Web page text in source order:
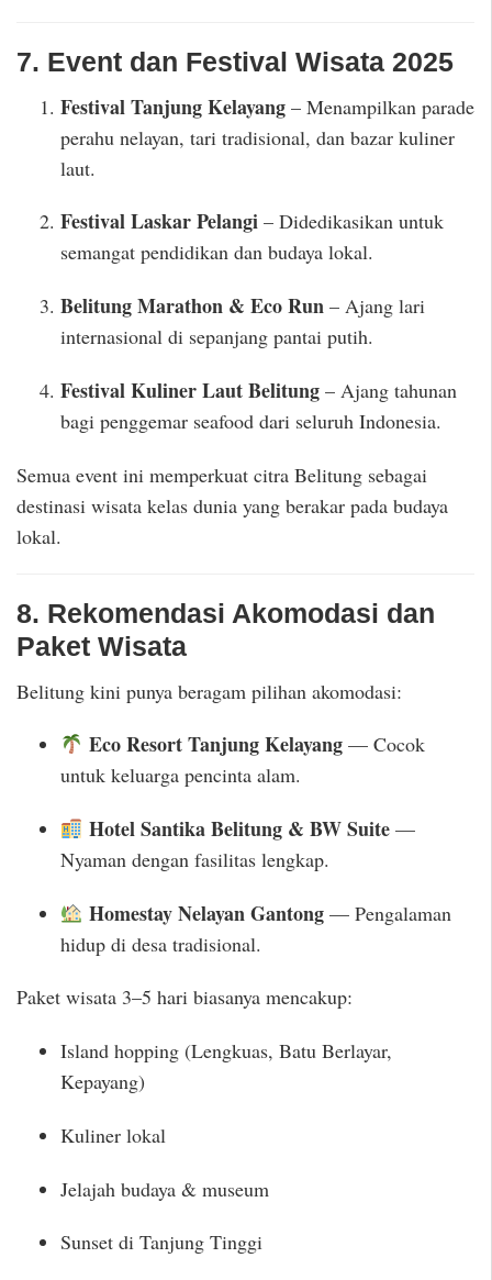
7. Event dan Festival Wisata 2025
Festival Tanjung Kelayang – Menampilkan parade
perahu nelayan, tari tradisional, dan bazar kuliner
laut.
Festival Laskar Pelangi – Didedikasikan untuk
semangat pendidikan dan budaya lokal.
Belitung Marathon & Eco Run – Ajang lari
internasional di sepanjang pantai putih.
Festival Kuliner Laut Belitung – Ajang tahunan
bagi penggemar seafood dari seluruh Indonesia.
Semua event ini memperkuat citra Belitung sebagai
destinasi wisata kelas dunia yang berakar pada budaya
lokal.
8. Rekomendasi Akomodasi dan
Paket Wisata
Belitung kini punya beragam pilihan akomodasi:
Eco Resort Tanjung Kelayang— Cocok
untuk keluarga pencinta alam.
Hotel Santika Belitung & BW Suite—
Nyaman dengan fasilitas lengkap.
Homestay Nelayan Gantong— Pengalaman
hidup di desa tradisional.
Paket wisata 3–5 hari biasanya mencakup:
Island hopping (Lengkuas, Batu Berlayar,
Kepayang)
Kuliner lokal
Jelajah budaya & museum
Sunset di Tanjung Tinggi